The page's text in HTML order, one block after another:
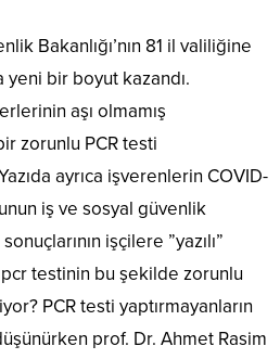
Bakanlığı’nın 81 il valiliğine
bir boyut kazandı.
aşı olmamış
zorunlu PCR testi
ayrıca işverenlerin COVID-
iş ve sosyal güvenlik
işçilere ”yazılı”
testinin bu şekilde zorunlu
PCR testi yaptırmayanların
prof. Dr. Ahmet Rasim